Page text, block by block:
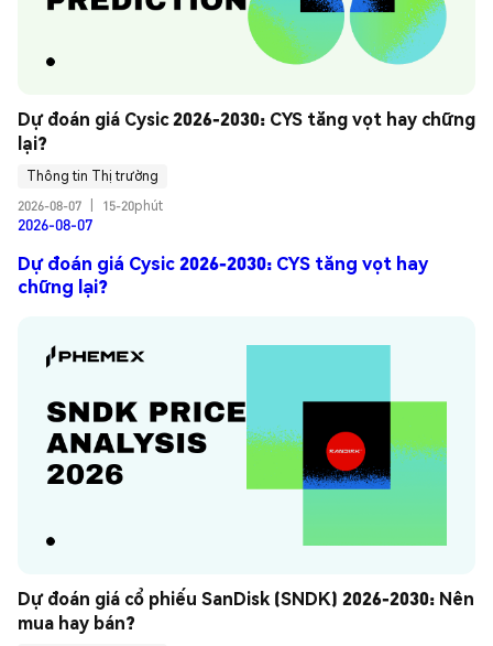
Dự đoán giá Cysic 2026-2030: CYS tăng vọt hay chững
lại?
Thông tin Thị trường
2026-08-07
15-20phút
2026-08-07
Dự đoán giá Cysic 2026-2030: CYS tăng vọt hay
chững lại?
Dự đoán giá cổ phiếu SanDisk (SNDK) 2026-2030: Nên
mua hay bán?